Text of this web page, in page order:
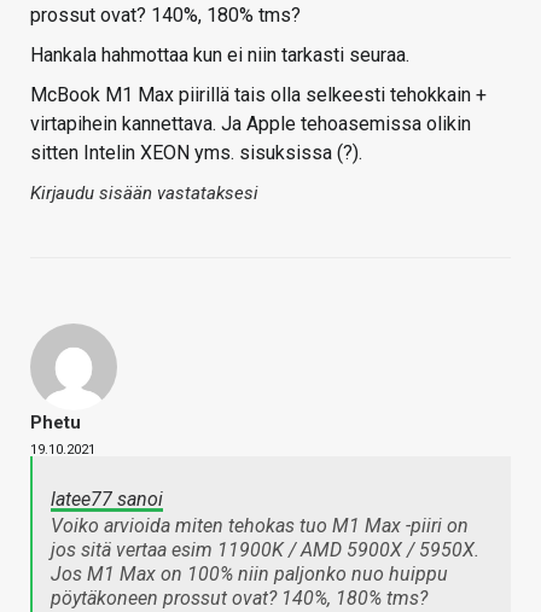
prossut ovat? 140%, 180% tms?
Hankala hahmottaa kun ei niin tarkasti seuraa.
McBook M1 Max piirillä tais olla selkeesti tehokkain +
virtapihein kannettava. Ja Apple tehoasemissa olikin
sitten Intelin XEON yms. sisuksissa (?).
Kirjaudu sisään vastataksesi
Phetu
19.10.2021
latee77 sanoi
Voiko arvioida miten tehokas tuo M1 Max -piiri on
jos sitä vertaa esim 11900K / AMD 5900X / 5950X.
Jos M1 Max on 100% niin paljonko nuo huippu
pöytäkoneen prossut ovat? 140%, 180% tms?